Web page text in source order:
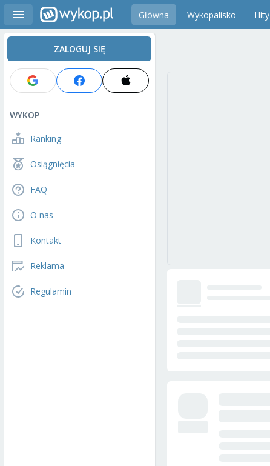
Główna Wykopalisko Hity
ZALOGUJ SIĘ
WYKOP
Ranking
Osiągnięcia
FAQ
O nas
Kontakt
Reklama
Regulamin